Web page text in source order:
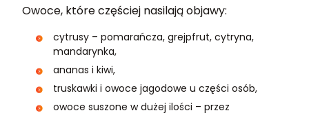
Owoce, które częściej nasilają objawy:
cytrusy – pomarańcza, grejpfrut, cytryna,
mandarynka,
ananas i kiwi,
truskawki i owoce jagodowe u części osób,
owoce suszone w dużej ilości – przez